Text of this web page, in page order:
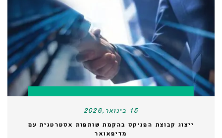
15 בינואר,2026
ייצוג קבוצת הפניקס בהקמת שותפות אסטרטגית עם
מדיפאואר